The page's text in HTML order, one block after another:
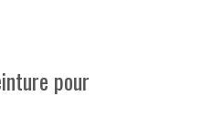
pour